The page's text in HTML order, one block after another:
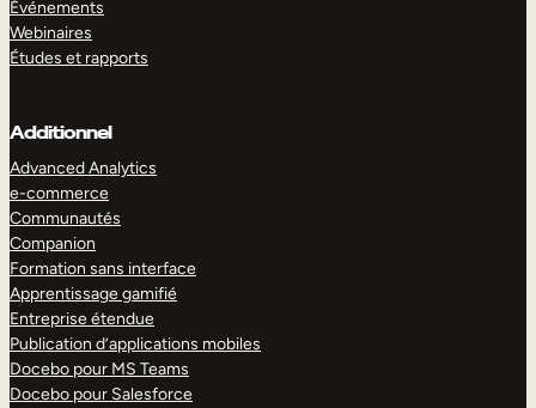
Événements
Webinaires
Études et rapports
Additionnel
Advanced Analytics
e-commerce
Communautés
Companion
Formation sans interface
Apprentissage gamifié
Entreprise étendue
Publication d’applications mobiles
Docebo pour MS Teams
Docebo pour Salesforce